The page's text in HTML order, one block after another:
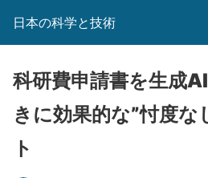
日本の科学と技術
科研費申請書を生成
きに効果的な”忖度な
ト